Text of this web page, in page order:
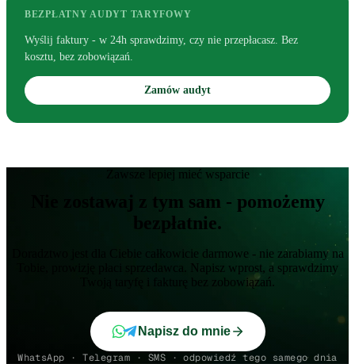
BEZPŁATNY AUDYT TARYFOWY
Wyślij faktury - w 24h sprawdzimy, czy nie przepłacasz. Bez
kosztu, bez zobowiązań.
Zamów audyt
Zawsze lepiej mieć wsparcie
Nie zostawaj z tym sam - pomożemy
bezpłatnie.
Doradztwo jest dla Ciebie całkowicie darmowe - nie zarabiamy na
Tobie, prowizję płaci sprzedawca. Napisz wprost, a sprawdzimy
Twoją taryfę i fakturę bez zobowiązań.
Napisz do mnie
WhatsApp · Telegram · SMS · odpowiedź tego samego dnia